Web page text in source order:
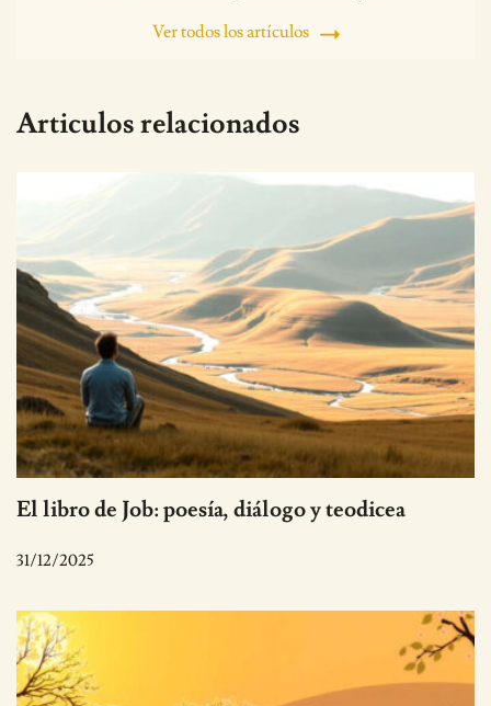
Ver todos los artículos
Articulos relacionados
El libro de Job: poesía, diálogo y teodicea
31/12/2025